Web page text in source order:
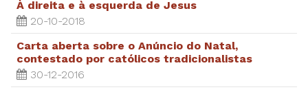
À direita e à esquerda de Jesus
20-10-2018
Carta aberta sobre o Anúncio do Natal,
contestado por católicos tradicionalistas
30-12-2016